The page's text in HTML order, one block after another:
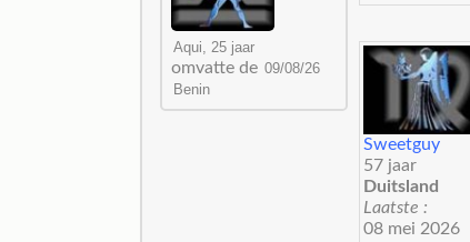
omvatte de
Sweetguy
57 jaar
Duitsland
Laatste :
08 mei 2026